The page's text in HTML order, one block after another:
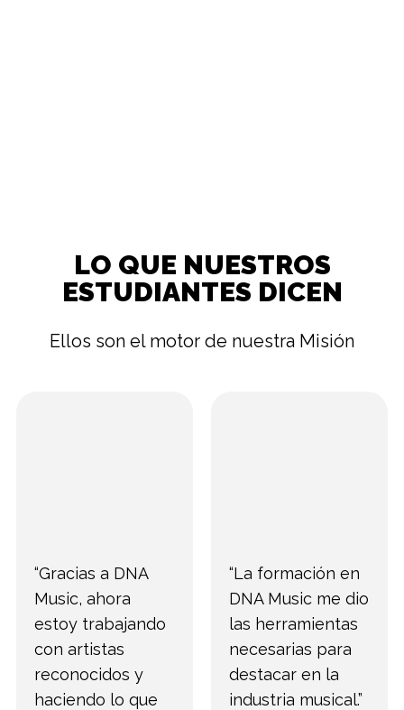
LO QUE NUESTROS
ESTUDIANTES DICEN
Ellos son el motor de nuestra Misión
“Gracias a DNA
Music, ahora
estoy trabajando
con artistas
reconocidos y
haciendo lo que
“La formación en
DNA Music me dio
las herramientas
necesarias para
destacar en la
industria musical.”